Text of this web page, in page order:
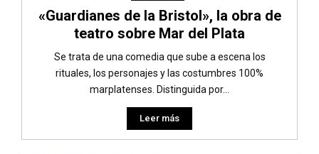
«Guardianes de la Bristol», la obra de
teatro sobre Mar del Plata
Se trata de una comedia que sube a escena los
rituales, los personajes y las costumbres 100%
marplatenses. Distinguida por...
Leer más